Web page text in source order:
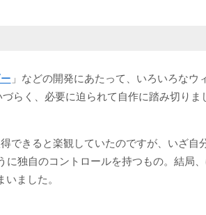
」などの開発にあたって、いろいろな
らく、必要に迫られて自作に踏み切りま
できると楽観していたのですが、いざ
独自のコントロールを持つもの。結局
ました。